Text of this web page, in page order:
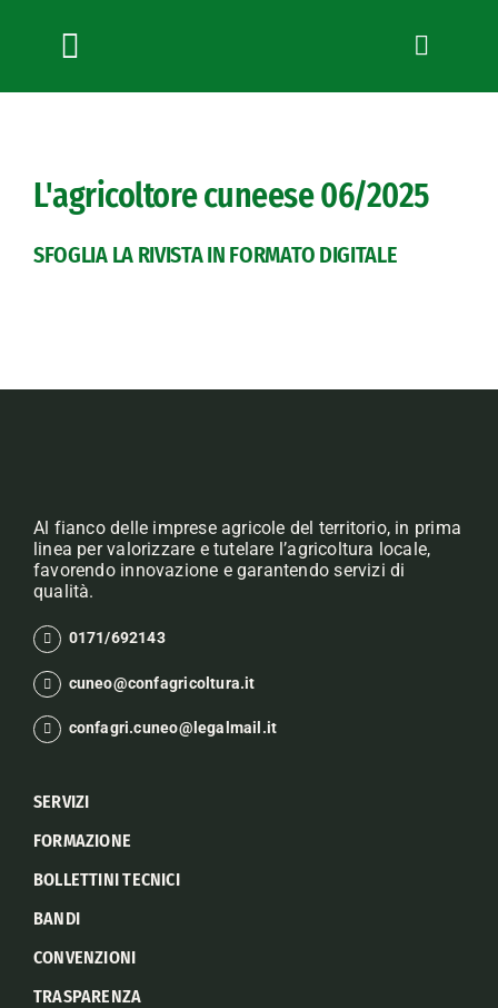
Toggle
Navigation
News
Formazione
Fotogallery
L'agricoltore cuneese06/2025
SFOGLIA LA RIVISTA IN FORMATO DIGITALE
Al fianco delle imprese agricole del territorio, in prima
linea per valorizzare e tutelare l’agricoltura locale,
favorendo innovazione e garantendo servizi di
qualità.
0171/692143
cuneo@confagricoltura.it
confagri.cuneo@legalmail.it
SERVIZI
FORMAZIONE
BOLLETTINI TECNICI
BANDI
CONVENZIONI
TRASPARENZA